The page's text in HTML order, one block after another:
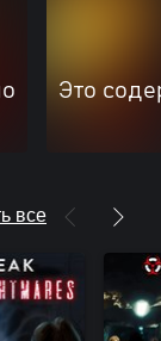
Это
все